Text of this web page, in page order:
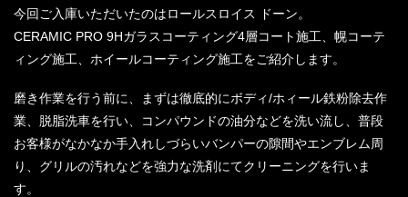
今回ご入庫いただいたのはロールスロイス ドーン。
CERAMIC PRO 9Hガラスコーティング4層コート施工、幌コーテ
ィング施工、ホイールコーティング施工をご紹介します。
磨き作業を行う前に、まずは徹底的にボディ/ホィール鉄粉除去作
業、脱脂洗車を行い、コンパウンドの油分などを洗い流し、普段
お客様がなかなか手入れしづらいバンパーの隙間やエンブレム周
り、グリルの汚れなどを強力な洗剤にてクリーニングを行いま
す。